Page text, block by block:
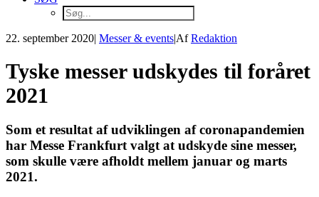
22. september 2020| Messer & events|AfRedaktion
Tyske messer udskydes til foråret
2021
Som et resultat af udviklingen af coronapandemien
har Messe Frankfurt valgt at udskyde sine messer,
som skulle være afholdt mellem januar og marts
2021.